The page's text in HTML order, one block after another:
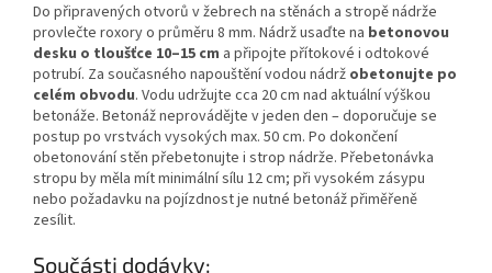
Do připravených otvorů v žebrech na stěnách a stropě nádrže
provlečte roxory o průměru 8 mm. Nádrž usaďte na betonovou
desku o tloušťce 10–15 cm a připojte přítokové i odtokové
potrubí. Za současného napouštění vodou nádrž obetonujte po
celém obvodu. Vodu udržujte cca 20 cm nad aktuální výškou
betonáže. Betonáž neprovádějte v jeden den – doporučuje se
postup po vrstvách vysokých max. 50 cm. Po dokončení
obetonování stěn přebetonujte i strop nádrže. Přebetonávka
stropu by měla mít minimální sílu 12 cm; při vysokém zásypu
nebo požadavku na pojízdnost je nutné betonáž přiměřeně
zesílit.
Součásti dodávky: